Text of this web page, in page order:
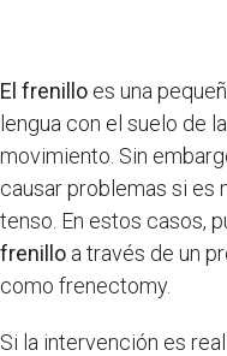
El frenillo es una
lengua con el suelo de
movimiento. Sin
causar problemas si es
tenso. En estos casos,
frenillo a través de un
como frenectomy.
Si la intervención es